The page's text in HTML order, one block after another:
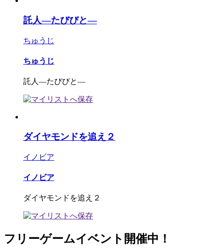
託人―たびびと―
ちゅうじ
ちゅうじ
託人―たびびと―
ダイヤモンドを追え２
イノビア
イノビア
ダイヤモンドを追え２
フリーゲームイベント開催中！